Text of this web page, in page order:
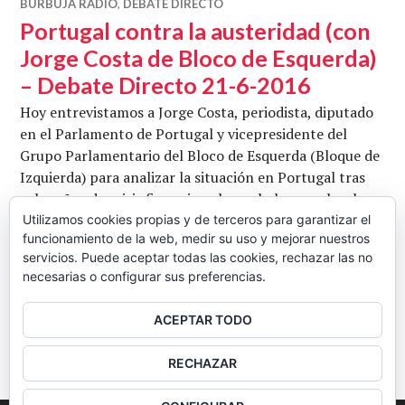
BURBUJA RADIO, DEBATE DIRECTO
Portugal contra la austeridad (con
Jorge Costa de Bloco de Esquerda)
– Debate Directo 21-6-2016
Hoy entrevistamos a Jorge Costa, periodista, diputado
en el Parlamento de Portugal y vicepresidente del
Grupo Parlamentario del Bloco de Esquerda (Bloque de
Izquierda) para analizar la situación en Portugal tras
ocho años de crisis financiera, hacer balance sobre los
primeros seis meses de Gobierno y las políticas que se
están aplicnado en el país y las relaciones entre
Potugal y la Unión Europea. Conduce … Seguir leyendo
BARRA
LATERAL
Utilizamos cookies propias y de terceros para garantizar el
funcionamiento de la web, medir su uso y mejorar nuestros
servicios. Puede aceptar todas las cookies, rechazar las no
necesarias o configurar sus preferencias.
ACEPTAR TODO
RECHAZAR